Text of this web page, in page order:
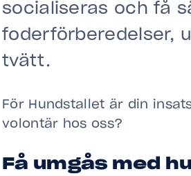
socialiseras och få
foderförberedelser,
tvätt.
För Hundstallet är din
volontär hos oss?
Få umgås med